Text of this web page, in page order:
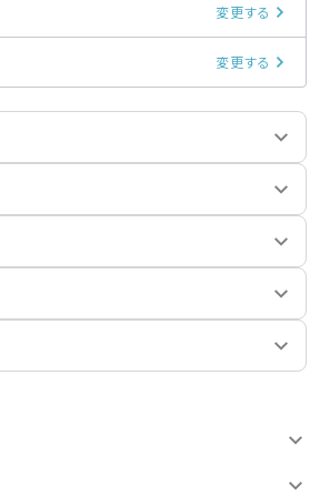
変更する
変更する